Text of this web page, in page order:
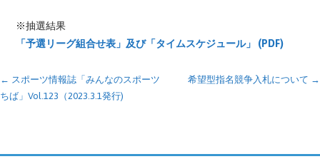
※抽選結果
「予選リーグ組合せ表」及び「タイムスケジュール」 (PDF)
投
← スポーツ情報誌「みんなのスポーツ
ちば」Vol.123（2023.3.1発行)
希望型指名競争入札について →